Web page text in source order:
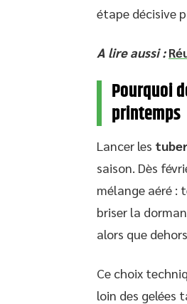
étape décisive
A lire aussi :
Pourquoi
printemps
Lancer les
saison. Dès
mélange aéré :
briser la
alors que
Ce choix
loin des gelées